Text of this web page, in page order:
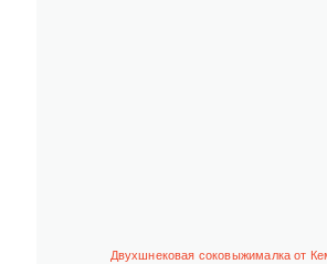
Двухшнековая соковыжималка от